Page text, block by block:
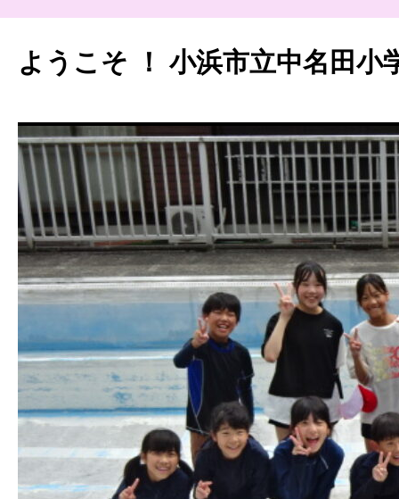
ようこそ ！ 小浜市立中名田小